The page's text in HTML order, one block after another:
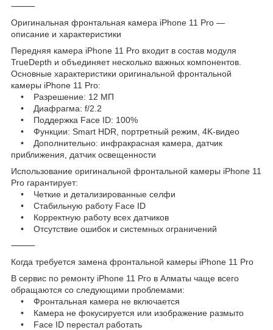
⸻
Оригинальная фронтальная камера iPhone 11 Pro —
описание и характеристики
Передняя камера iPhone 11 Pro входит в состав модуля
TrueDepth и объединяет несколько важных компонентов.
Основные характеристики оригинальной фронтальной
камеры iPhone 11 Pro:
• Разрешение: 12 МП
• Диафрагма: f/2.2
• Поддержка Face ID: 100%
• Функции: Smart HDR, портретный режим, 4K-видео
• Дополнительно: инфракрасная камера, датчик
приближения, датчик освещенности
Использование оригинальной фронтальной камеры iPhone 11
Pro гарантирует:
• Четкие и детализированные селфи
• Стабильную работу Face ID
• Корректную работу всех датчиков
• Отсутствие ошибок и системных ограничений
⸻
Когда требуется замена фронтальной камеры iPhone 11 Pro
В сервис по ремонту iPhone 11 Pro в Алматы чаще всего
обращаются со следующими проблемами:
• Фронтальная камера не включается
• Камера не фокусируется или изображение размыто
• Face ID перестал работать